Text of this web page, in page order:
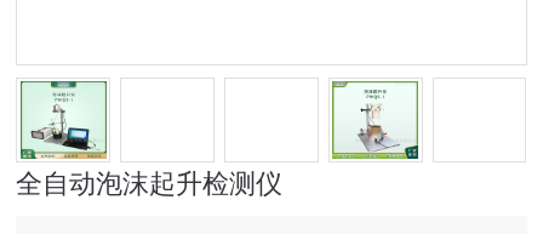
全自动泡沫起升检测仪